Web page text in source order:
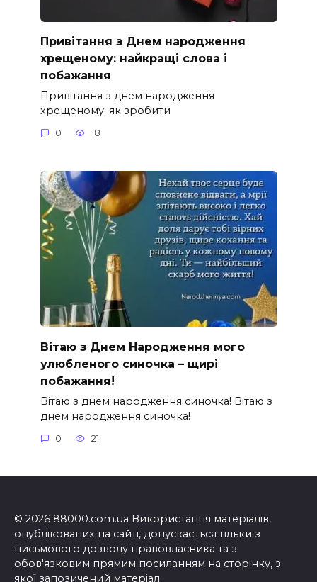
Привітання з Днем народження
хрещеному: найкращі слова і
побажання
Привітання з днем народження
хрещеному: як зробити
0 18
Вітаю з Днем Народження мого
улюбленого синочка – щирі
побажання!
Вітаю з днем народження синочка! Вітаю з
днем народження синочка!
0 21
© 2026 88000.com.ua Використання матеріалів,
опублікованих на сайті, допускається тільки з
письмового дозволу правовласника та з
обов'язковим прямим посиланням на сторінку, з
якої запозичений матеріал.